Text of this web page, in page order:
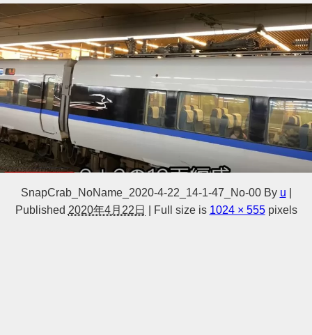
SnapCrab_NoName_2020-4-22_14-1-47_No-00 By u
Published 2020年4月22日 Full size is 1024 × 555pixels